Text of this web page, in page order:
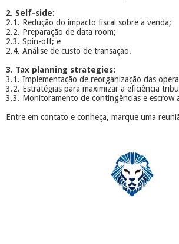
2. Self-side:
2.1. Redução do impacto fiscal sobre a venda;
2.2. Preparação de data room;
2.3. Spin-off; e
2.4. Análise de custo de transação.
3. Tax planning strategies:
3.1. Implementação de reorganização das
3.2. Estratégias para maximizar a eficiência
3.3. Monitoramento de contingências e escrow
Entre em contato e conheça, marque uma